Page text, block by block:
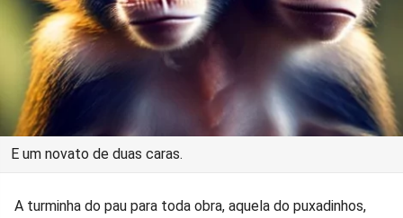
E um novato de duas caras.
A turminha do pau para toda obra, aquela do puxadinhos,